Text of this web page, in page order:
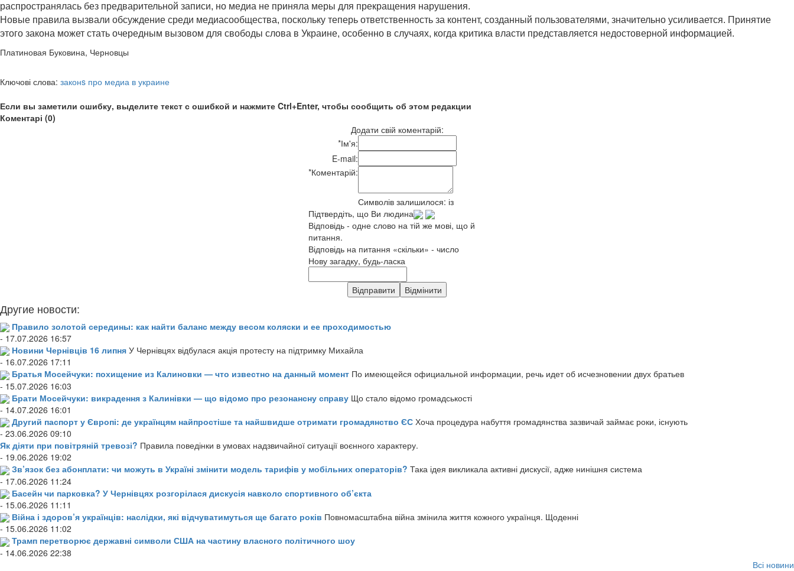
распространялась без предварительной записи, но медиа не приняла меры для прекращения нарушения.
Новые правила вызвали обсуждение среди медиасообщества, поскольку теперь ответственность за контент, созданный пользователями, значительно усиливается. Принятие
этого закона может стать очередным вызовом для свободы слова в Украине, особенно в случаях, когда критика власти представляется недостоверной информацией.
Платиновая Буковина, Черновцы
Ключові слова: законs про медиа в украине
Если вы заметили ошибку, выделите текст с ошибкой и нажмите Ctrl+Enter, чтобы сообщить об этом редакции
Коментарі (0)
Додати свій коментарій:
*Ім'я:
E-mail:
*Коментарій:
Символів залишилося: із
Підтвердіть, що Ви людина
Відповідь - одне слово на тій же мові, що й
питання.
Відповідь на питання «скільки» - число
Нову загадку, будь-ласка
Другие новости:
Правило золотой середины: как найти баланс между весом коляски и ее проходимостью
- 17.07.2026 16:57
Новини Чернівців 16 липня У Чернівцях відбулася акція протесту на підтримку Михайла
- 16.07.2026 17:11
Братья Мосейчуки: похищение из Калиновки — что известно на данный момент По имеющейся официальной информации, речь идет об исчезновении двух братьев
- 15.07.2026 16:03
Брати Мосейчуки: викрадення з Калинівки — що відомо про резонансну справу Що стало відомо громадськості
- 14.07.2026 16:01
Другий паспорт у Європі: де українцям найпростіше та найшвидше отримати громадянство ЄС Хоча процедура набуття громадянства зазвичай займає роки, існують
- 23.06.2026 09:10
Як діяти при повітряній тревозі? Правила поведінки в умовах надзвичайної ситуації воєнного характеру.
- 19.06.2026 19:02
Зв’язок без абонплати: чи можуть в Україні змінити модель тарифів у мобільних операторів? Така ідея викликала активні дискусії, адже нинішня система
- 17.06.2026 11:24
Басейн чи парковка? У Чернівцях розгорілася дискусія навколо спортивного об’єкта
- 15.06.2026 11:11
Війна і здоров’я українців: наслідки, які відчуватимуться ще багато років Повномасштабна війна змінила життя кожного українця. Щоденні
- 15.06.2026 11:02
Трамп перетворює державні символи США на частину власного політичного шоу
- 14.06.2026 22:38
Всі новини